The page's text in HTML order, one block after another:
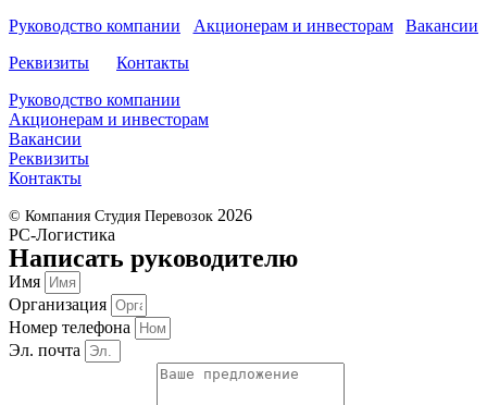
Руководство компании Акционерам и инвесторам
Вакансии
Реквизиты
Контакты
Руководство компании
Акционерам и инвесторам
Вакансии
Реквизиты
Контакты
© Компания Студия Перевозок 2026
РС-Логистика
Написать руководителю
Имя
Организация
Номер телефона
Эл. почта